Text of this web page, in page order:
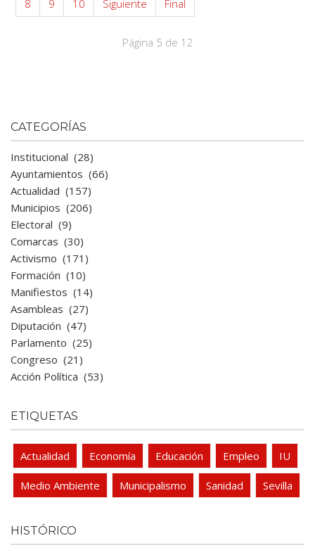
8
9 10 Siguiente Final
Página 5 de 12
CATEGORÍAS
Institucional (28)
Ayuntamientos (66)
Actualidad (157)
Municipios (206)
Electoral (9)
Comarcas (30)
Activismo (171)
Formación (10)
Manifiestos (14)
Asambleas (27)
Diputación (47)
Parlamento (25)
Congreso (21)
Acción Política (53)
ETIQUETAS
Actualidad Economía Educación Empleo IU
Medio Ambiente Municipalismo Sanidad Sevilla
HISTÓRICO